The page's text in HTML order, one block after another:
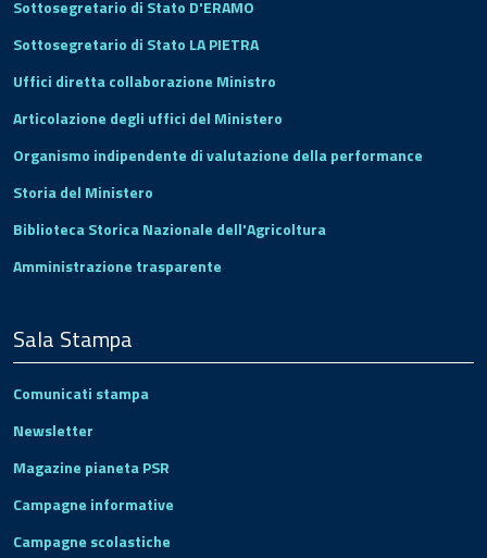
Sottosegretario di Stato D'ERAMO
Sottosegretario di Stato LA PIETRA
Uffici diretta collaborazione Ministro
Articolazione degli uffici del Ministero
Organismo indipendente di valutazione della performance
Storia del Ministero
Biblioteca Storica Nazionale dell'Agricoltura
Amministrazione trasparente
Sala Stampa
Comunicati stampa
Newsletter
Magazine pianeta PSR
Campagne informative
Campagne scolastiche